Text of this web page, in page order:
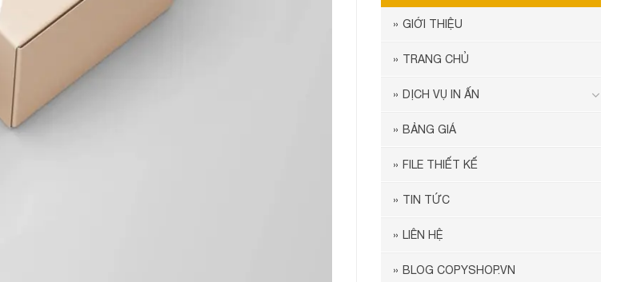
GIỚI THIỆU
TRANG CHỦ
DỊCH VỤ IN ẤN
BẢNG GIÁ
FILE THIẾT KẾ
TIN TỨC
LIÊN HỆ
BLOG COPYSHOP.VN